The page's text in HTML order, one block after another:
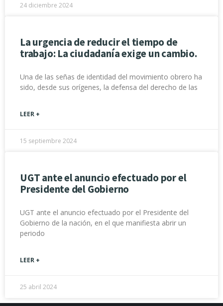
24 diciembre 2024
La urgencia de reducir el tiempo de
trabajo: La ciudadanía exige un cambio.
Una de las señas de identidad del movimiento obrero ha
sido, desde sus orígenes, la defensa del derecho de las
LEER +
15 septiembre 2024
UGT ante el anuncio efectuado por el
Presidente del Gobierno
UGT ante el anuncio efectuado por el Presidente del
Gobierno de la nación, en el que manifiesta abrir un
periodo
LEER +
25 abril 2024